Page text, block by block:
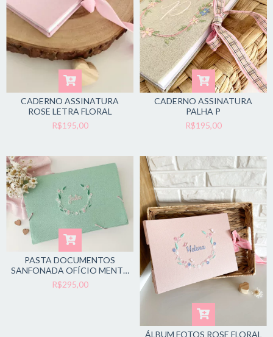
CADERNO ASSINATURA
ROSE LETRA FLORAL
R$195,00
CADERNO ASSINATURA
PALHA P
R$195,00
PASTA DOCUMENTOS
SANFONADA OFÍCIO MENTA
FLORAL
R$295,00
ÁLBUM FOTOS ROSE FLORAL